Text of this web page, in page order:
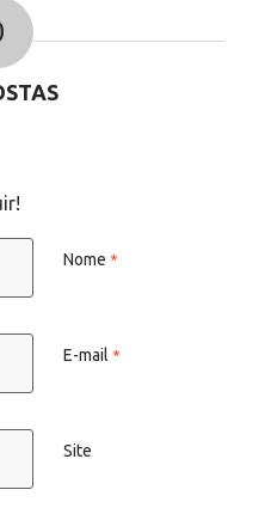
Nome *
E-mail *
Site